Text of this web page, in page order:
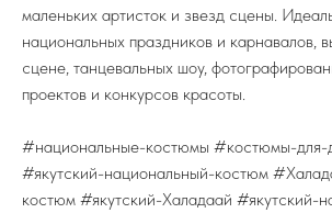
маленьких артисток и звезд сцены.
национальных праздников и карнавалов,
сцене, танцевальных шоу,
проектов и конкурсов красоты.
#национальные-костюмы #костюмы-для-
#якутский-национальный-костюм
костюм #якутский-Халадаай #якутский-